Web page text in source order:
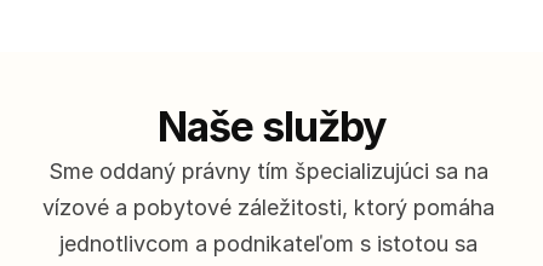
Naše služby
Sme oddaný právny tím špecializujúci sa na
vízové a pobytové záležitosti, ktorý pomáha
jednotlivcom a podnikateľom s istotou sa